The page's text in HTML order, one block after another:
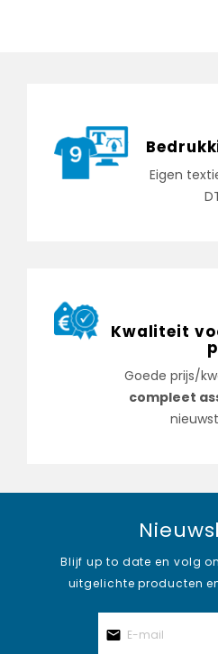
Eigen
Kwaliteit
Goede prijs/
compleet
Blijf up to date en volg
uitgelichte producten